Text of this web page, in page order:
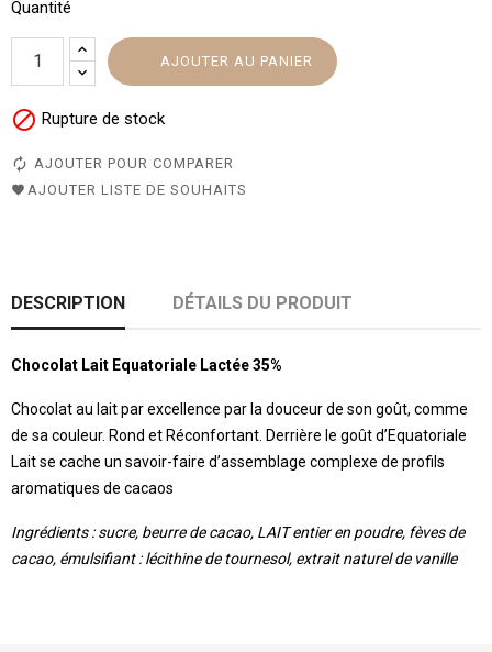
Quantité
AJOUTER AU PANIER
 Rupture de stock
AJOUTER POUR COMPARER
AJOUTER LISTE DE SOUHAITS
DESCRIPTION DÉTAILS DU PRODUIT
Chocolat Lait Equatoriale Lactée 35%
Chocolat au lait par excellence par la douceur de son goût, comme
de sa couleur. Rond et Réconfortant. Derrière le goût d’Equatoriale
Lait se cache un savoir-faire d’assemblage complexe de profils
aromatiques de cacaos
Ingrédients : sucre, beurre de cacao, LAIT entier en poudre, fèves de
cacao, émulsifiant : lécithine de tournesol, extrait naturel de vanille